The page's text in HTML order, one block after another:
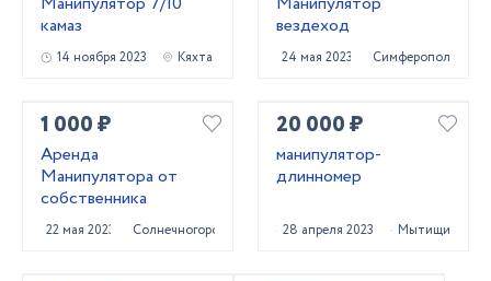
камаз
14 ноября 2023 Кяхта
вездеход
24 мая 2023 Симферополь
1 000 ₽
Аренда
Манипулятора от
собственника
22 мая 2023 Солнечногорск
20 000 ₽
манипулятор-
длинномер
28 апреля 2023 Мытищи